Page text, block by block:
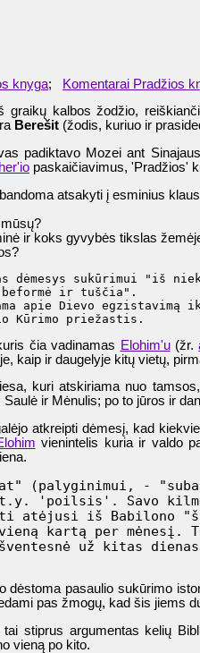
knyga; Komentarai Pradžios
kalbos žodžio,
Berešit (žodis, kuriuo ir
padiktavo Mozei ant
paskaičiavimus, 'Pradžios'
atsakyti į esminius
ir koks gyvybės tikslas
dėmesys sukūrimui "iš
ir tuščia".
apie Dievo egzistavimą
čia vadinamas Elohim'u(žr.
kaip ir daugelyje kitų vietų,
kuri atskiriama nuo
ir Mėnulis; po to jūros ir
atkreipti dėmesį, kad
vienintelis kuria ir valdo
(palyginimui, -
'poilsis'. Savo
atėjusi iš Babilono
kartą per mėnesį.
už kitas
dėstoma pasaulio sukūrimo
pas žmogų, kad šis jiems
stiprus argumentas kelių
vieną po kito.